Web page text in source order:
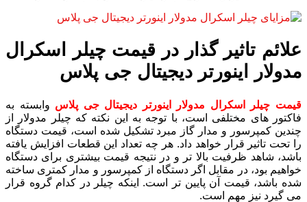
علائم تاثیر گذار در قیمت چیلر اسکرال
مدولار اینورتر دیجیتال جی پلاس
قیمت چیلر اسکرال مدولار اینورتر دیجیتال جی پلاس وابسته به
فاکتور های مختلفی است، با توجه به این نکته که چیلر مدولار از
چندین کمپرسور و مدار گاز مبرد تشکیل شده است، قیمت دستگاه
را تحت تاثیر قرار خواهد داد. هر چه تعداد این قطعات افزایش یافته
باشد، شاهد ظرفیت بالا تر و در نتیجه قیمت بیشتری برای دستگاه
خواهیم بود، در مقابل اگر دستگاه از کمپرسور و مدار کمتری ساخته
شده باشد، قیمت آن پایین تر است. اینکه چیلر در کدام گروه قرار
می گیرد نیز مهم است.